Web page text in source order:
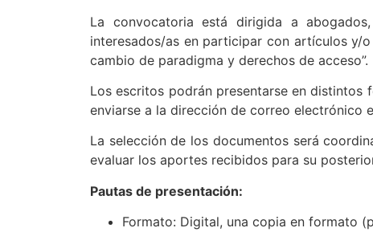
La convocatoria está dirigida a
interesados/as en participar con artículos y/
cambio de paradigma y derechos de acceso”.
Los escritos podrán presentarse en distintos
enviarse a la dirección de correo electrónico
La selección de los documentos será
evaluar los aportes recibidos para su
Pautas de presentación:
Formato: Digital, una copia en formato